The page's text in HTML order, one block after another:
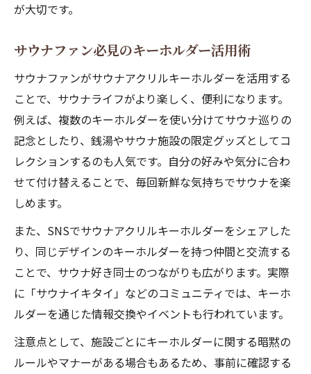
が大切です。
サウナファン必見のキーホルダー活用術
サウナファンがサウナアクリルキーホルダーを活用する
ことで、サウナライフがより楽しく、便利になります。
例えば、複数のキーホルダーを使い分けてサウナ巡りの
記念としたり、銭湯やサウナ施設の限定グッズとしてコ
レクションするのも人気です。自分の好みや気分に合わ
せて付け替えることで、毎回新鮮な気持ちでサウナを楽
しめます。
また、SNSでサウナアクリルキーホルダーをシェアした
り、同じデザインのキーホルダーを持つ仲間と交流する
ことで、サウナ好き同士のつながりも広がります。実際
に「サウナイキタイ」などのコミュニティでは、キーホ
ルダーを通じた情報交換やイベントも行われています。
注意点として、施設ごとにキーホルダーに関する暗黙の
ルールやマナーがある場合もあるため、事前に確認する